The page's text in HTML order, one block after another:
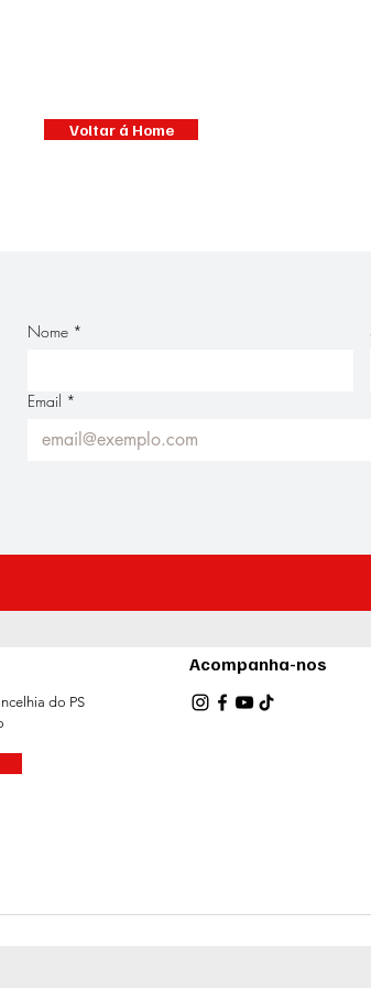
Voltar á Home
Nome *
Email *
do PS
Acompanha-nos